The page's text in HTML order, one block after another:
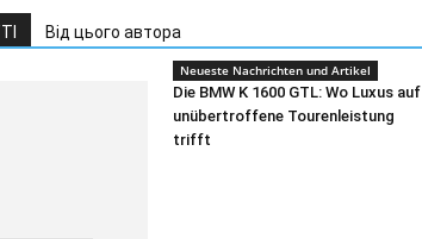
Від цього автора
Neueste Nachrichten und Artikel
Die BMW K 1600 GTL: Wo Luxus auf
unübertroffene Tourenleistung
trifft